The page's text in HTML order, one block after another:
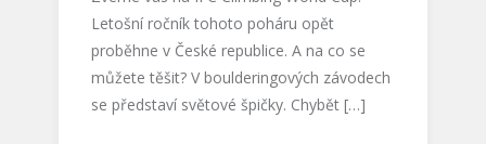
Letošní ročník tohoto poháru opět
proběhne v České republice. A na co se
můžete těšit? V boulderingových závodech
se představí světové špičky. Chybět […]